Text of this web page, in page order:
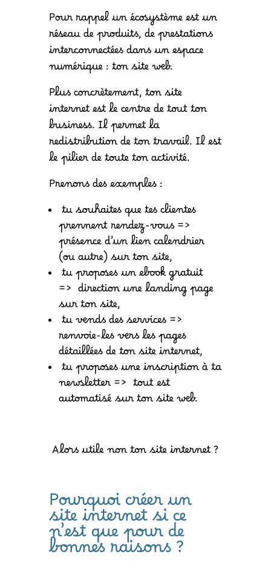
Pour rappel un écosystème est un
réseau de produits, de prestations
interconnectées dans un espace
numérique : ton site web.
Plus concrètement, ton site
internet est le centre de tout ton
business. Il permet la
redistribution de ton travail. Il est
le pilier de toute ton activité.
Prenons des exemples :
tu souhaites que tes clientes
prennent rendez-vous =>
présence d’un lien calendrier
(ou autre) sur ton site,
tu proposes un ebook gratuit
=> direction une landing page
sur ton site,
tu vends des services =>
renvoie-les vers les pages
détaillées de ton site internet,
tu proposes une inscription à ta
newsletter => tout est
automatisé sur ton site web.
Alors utile non ton site internet ?
Pourquoi créer un
site internet si ce
n’est que pour de
bonnes raisons ?